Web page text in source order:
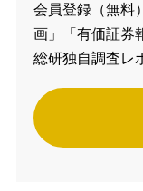
会員登録（無料
画」「有価証券
総研独自調査レ